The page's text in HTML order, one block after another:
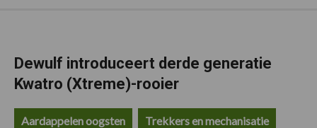
Dewulf introduceert derde generatie
Kwatro (Xtreme)-rooier
Aardappelen oogsten Trekkers en mechanisatie